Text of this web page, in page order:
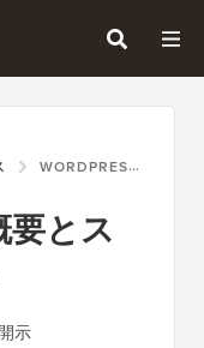
WORDPRESS 3.0の概要とスクリーンショット
要とス
示